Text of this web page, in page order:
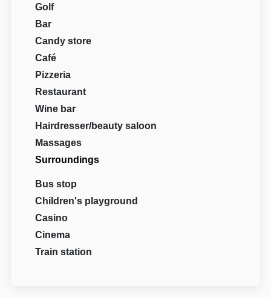
Golf
Bar
Candy store
Café
Pizzeria
Restaurant
Wine bar
Hairdresser/beauty saloon
Massages
Surroundings
Bus stop
Children's playground
Casino
Cinema
Train station